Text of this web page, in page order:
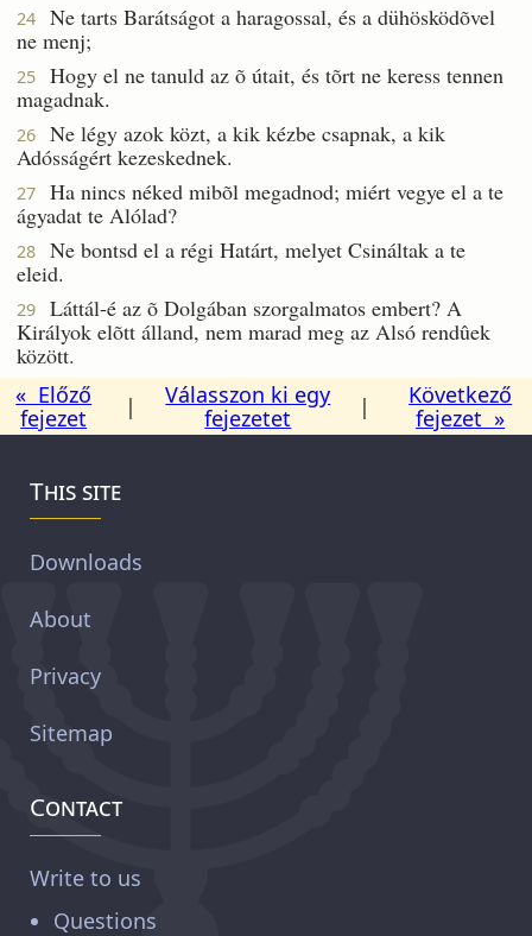
24
Ne tarts Barátságot a haragossal, és a dühösködõvel
ne menj;
25
Hogy el ne tanuld az õ útait, és tõrt ne keress tennen
magadnak.
26
Ne légy azok közt, a kik kézbe csapnak, a kik
Adósságért kezeskednek.
27
Ha nincs néked mibõl megadnod; miért vegye el a te
ágyadat te Alólad?
28
Ne bontsd el a régi Határt, melyet Csináltak a te
eleid.
29
Láttál-é az õ Dolgában szorgalmatos embert? A
Királyok elõtt álland, nem marad meg az Alsó rendûek
között.
« Előző
fejezet
|
Válasszon ki egy
fejezetet
|
Következő
fejezet »
This site
Downloads
About
Privacy
Sitemap
Contact
Write to us
Questions